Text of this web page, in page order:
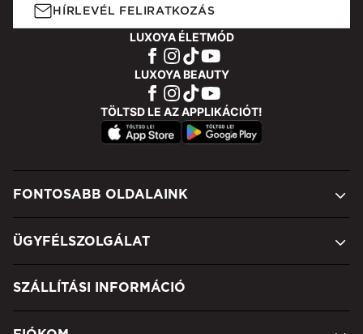
HÍRLEVÉL FELIRATKOZÁS
LUXOYA ÉLETMÓD
LUXOYA BEAUTY
TÖLTSD LE AZ APPLIKÁCIÓT!
FONTOSABB OLDALAINK
ÜGYFÉLSZOLGÁLAT
SZÁLLÍTÁSI INFORMÁCIÓ